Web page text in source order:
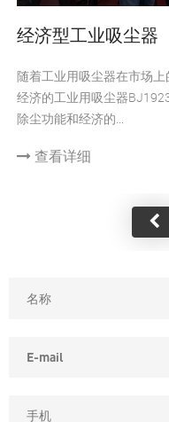
经济型工业吸尘器
随着工业用吸尘器在市场
经济的工业用吸尘器
除尘功能和经济的...
查看详细